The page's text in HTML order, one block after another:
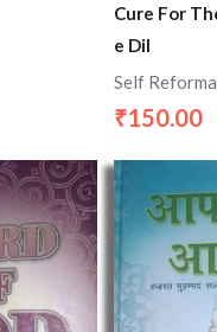
Cure For
e Dil
Self
₹150.00